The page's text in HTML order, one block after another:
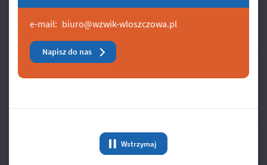
e-mail: biuro@wzwik-wloszczowa.pl
Napisz do nas
Wstrzymaj
animację Banery/Logo